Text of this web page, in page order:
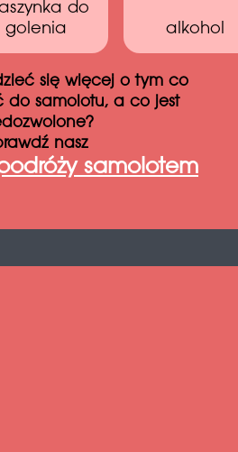
do
golenia
alkohol
się więcej o tym co
do samolotu, a co jest
nasz
samolotem